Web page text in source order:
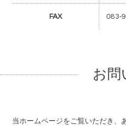
FAX 083-
お問
当ホームページをご覧いただき、